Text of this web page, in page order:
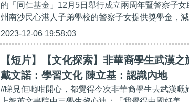
的「同仁基金」12月5日舉行成立兩周年暨警察子
州南沙民心港人子弟學校的警察子女提供獎學金，
2023-12-06 19:58:03
【短片】【文化探索】非華裔學生武漢
戴文諾：學習文化 陳立基：認識內地
//睇見佢哋咁開心，都覺得今次非華裔學生去武漢嘅